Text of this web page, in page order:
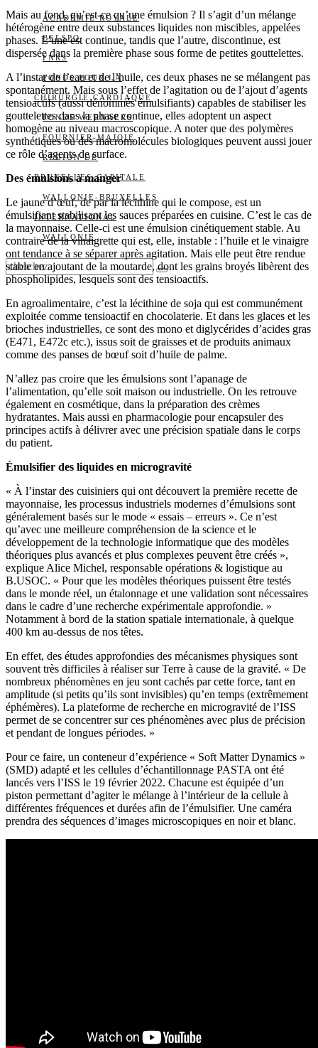
ACADÉMIE ROYALE
BELSPO
FNRS
FONDS POUR LA
CHIRURGIE CARDIAQUE
FONDS WERNAERS
FOURNIER-MAJOIE
RÉGION DE
BRUXELLES-CAPITALE
WALLONIE-BRUXELLES
INTERNATIONAL
WALLONIE
Mais au fond, qu’est-ce qu’une émulsion ? Il s’agit d’un mélange
hétérogène entre deux substances liquides non miscibles, appelées
phases. L’une est continue, tandis que l’autre, discontinue, est
dispersée dans la première phase sous forme de petites gouttelettes.
A l’instar de l’eau et de l’huile, ces deux phases ne se mélangent pas
spontanément. Mais sous l’effet de l’agitation ou de l’ajout d’agents
tensioactifs (aussi dénommés émulsifiants) capables de stabiliser les
gouttelettes dans la phase continue, elles adoptent un aspect
homogène au niveau macroscopique. A noter que des polymères
synthétiques ou des macromolécules biologiques peuvent aussi jouer
ce rôle d’agents de surface.
Des émulsions à manger
Le jaune d’œuf, de par la lécithine qui le compose, est un
émulsifiant stabilisant les sauces préparées en cuisine. C’est le cas de
la mayonnaise. Celle-ci est une émulsion cinétiquement stable. Au
contraire de la vinaigrette qui est, elle, instable : l’huile et le vinaigre
ont tendance à se séparer après agitation. Mais elle peut être rendue
stable en ajoutant de la moutarde, dont les grains broyés libèrent des
phospholipides, lesquels sont des tensioactifs.
En agroalimentaire, c’est la lécithine de soja qui est communément
exploitée comme tensioactif en chocolaterie. Et dans les glaces et les
brioches industrielles, ce sont des mono et diglycérides d’acides gras
(E471, E472c etc.), issus soit de graisses et de produits animaux
comme des panses de bœuf soit d’huile de palme.
N’allez pas croire que les émulsions sont l’apanage de
l’alimentation, qu’elle soit maison ou industrielle. On les retrouve
également en cosmétique, dans la préparation des crèmes
hydratantes. Mais aussi en pharmacologie pour encapsuler des
principes actifs à délivrer avec une précision spatiale dans le corps
du patient.
Émulsifier des liquides en microgravité
« À l’instar des cuisiniers qui ont découvert la première recette de
mayonnaise, les processus industriels modernes d’émulsions sont
généralement basés sur le mode « essais – erreurs ». Ce n’est
qu’avec une meilleure compréhension de la science et le
développement de la technologie informatique que des modèles
théoriques plus avancés et plus complexes peuvent être créés »,
explique Alice Michel, responsable opérations & logistique au
B.USOC. « Pour que les modèles théoriques puissent être testés
dans le monde réel, un étalonnage et une validation sont nécessaires
dans le cadre d’une recherche expérimentale approfondie. »
Notamment à bord de la station spatiale internationale, à quelque
400 km au-dessus de nos têtes.
En effet, des études approfondies des mécanismes physiques sont
souvent très difficiles à réaliser sur Terre à cause de la gravité. « De
nombreux phénomènes en jeu sont cachés par cette force, tant en
amplitude (si petits qu’ils sont invisibles) qu’en temps (extrêmement
éphémères). La plateforme de recherche en microgravité de l’ISS
permet de se concentrer sur ces phénomènes avec plus de précision
et pendant de longues périodes. »
Pour ce faire, un conteneur d’expérience « Soft Matter Dynamics »
(SMD) adapté et les cellules d’échantillonnage PASTA ont été
lancés vers l’ISS le 19 février 2022. Chacune est équipée d’un
piston permettant d’agiter le mélange à l’intérieur de la cellule à
différentes fréquences et durées afin de l’émulsifier. Une caméra
prendra des séquences d’images microscopiques en noir et blanc.